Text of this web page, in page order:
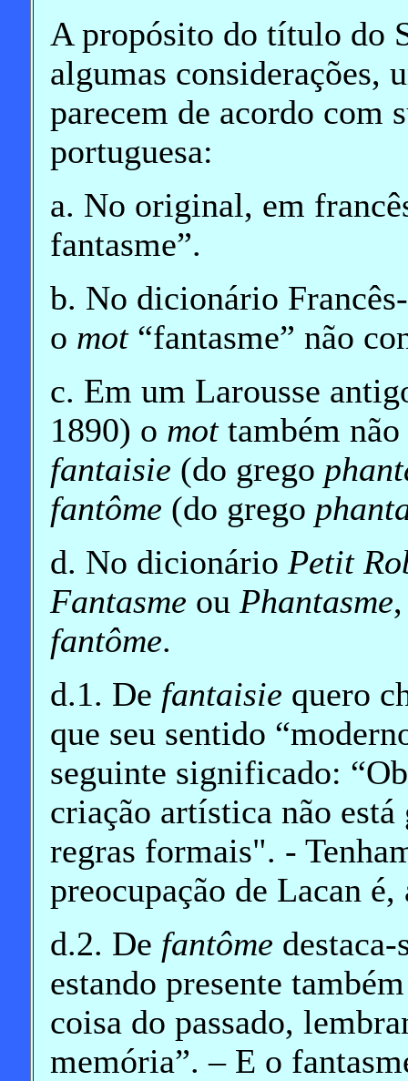
A propósito do título do
algumas considerações,
parecem de acordo com
portuguesa:
a. No original, em
fantasme”.
b. No dicionário
o mot “fantasme” não
c. Em um Larousse
1890) o mottambém não
fantaisie (do grego
fantôme (do grego
d. No dicionário Petit
Fantasme ou Phantasme
fantôme.
d.1. De fantaisie quero
que seu sentido
seguinte significado:
criação artística não
regras formais". -
preocupação de Lacan
d.2. De fantôme
estando presente
coisa do passado,
memória”. – E o